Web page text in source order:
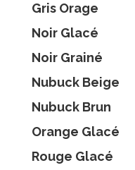
Gris Orage
Noir Glacé
Noir Grainé
Nubuck Beige
Nubuck Brun
Orange Glacé
Rouge Glacé